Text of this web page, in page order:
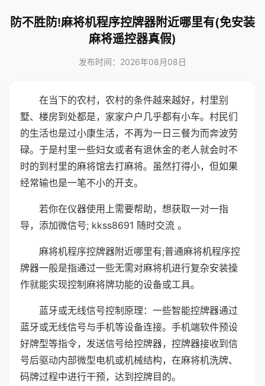
防不胜防!麻将机程序控牌器附近哪里有(免安装
麻将遥控器真假)
发布时间：2026年08月08日
在当下的农村，农村的条件越来越好，村里别
墅、楼房到处都是，家家户户几乎都有小车。村民们
的生活也是过小康生活，不再为一日三餐为而奔波劳
碌。于是村里一些妇女或者有退休金的老人就会时不
时的到村里的麻将馆去打麻将。虽然打得小，但如果
经常输也是一笔不小的开支。
若你在仪器使用上需要帮助，想获取一对一指
导，添加微信号; kkss8691 随时交流 。
麻将机程序控牌器附近哪里有;普通麻将机程序控
牌器一般是指通过一些无需对麻将机进行复杂安装操
作就能实现控制麻将牌功能的设备或工具。
蓝牙或无线信号控制原理：一些智能控牌器通过
蓝牙或无线信号与手机等设备连接。手机端软件预设
好牌型等指令，发送信号给控牌器，控牌器接收到信
号后驱动内部微型电机或机械结构，在麻将机洗牌、
码牌过程中进行干预，达到控牌目的。